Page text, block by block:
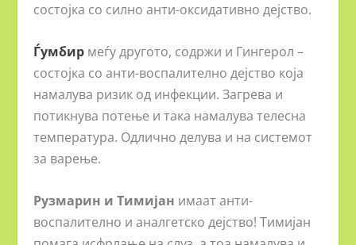
состојка со силно анти-оксидативно дејство.
Ѓумбир меѓу другото, содржи и Гингерол –
состојка со анти-воспалително дејство која
намалува ризик од инфекции. Загрева и
потикнува потење и така намалува телесна
температура. Одлично делува и на системот
за варење.
Рузмарин и Тимијан имаат анти-
воспалително и аналгетско дејство! Тимијан